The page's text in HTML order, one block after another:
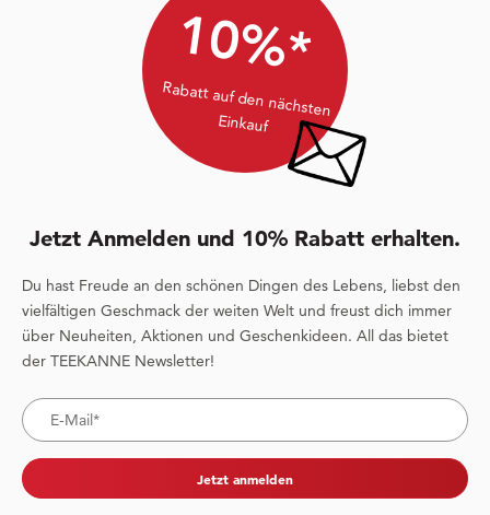
10%*
Rabatt auf den nächsten
Einkauf
Jetzt Anmelden und 10% Rabatt erhalten.
Du hast Freude an den schönen Dingen des Lebens, liebst den
vielfältigen Geschmack der weiten Welt und freust dich immer
über Neuheiten, Aktionen und Geschenkideen. All das bietet
der TEEKANNE Newsletter!
Jetzt anmelden